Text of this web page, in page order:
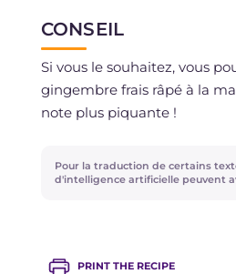
CONSEIL
Si vous le souhaitez, vous
gingembre frais râpé à la
note plus piquante !
Le zeste de citron peut être
zeste d'orange.
Pour la traduction de certains
d'intelligence artificielle peuvent
PRINT THE RECIPE